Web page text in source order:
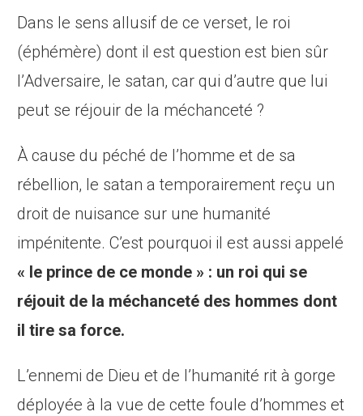
Dans le sens allusif de ce verset, le roi
(éphémère) dont il est question est bien sûr
l’Adversaire, le satan, car qui d’autre que lui
peut se réjouir de la méchanceté ?
À cause du péché de l’homme et de sa
rébellion, le satan a temporairement reçu un
droit de nuisance sur une humanité
impénitente. C’est pourquoi il est aussi appelé
« le prince de ce monde » : un roi qui se
réjouit de la méchanceté des hommes dont
il tire sa force.
L’ennemi de Dieu et de l’humanité rit à gorge
déployée à la vue de cette foule d’hommes et